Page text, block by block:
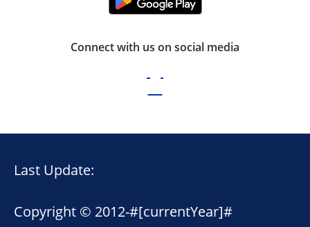
Connect with us on social media
Last Update:
Copyright © 2012-#[currentYear]#